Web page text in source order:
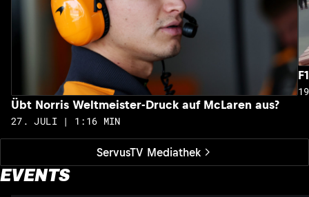
ServusTV Mediathek
Übt Norris Weltmeister-Druck auf McLaren aus?
27. JULI | 1:16 MIN
EVENTS